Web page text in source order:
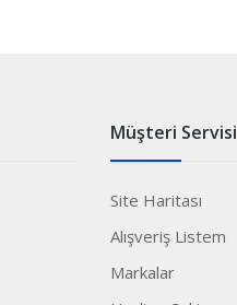
Müşteri Servisi
Site Haritası
Alışveriş Listem
Markalar